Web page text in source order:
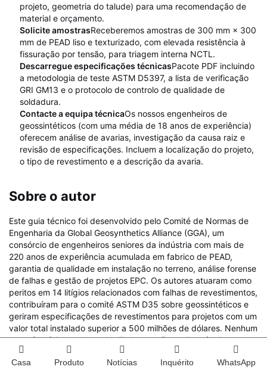
projeto, geometria do talude) para uma recomendação de
material e orçamento.
Solicite amostrasReceberemos amostras de 300 mm × 300
mm de PEAD liso e texturizado, com elevada resistência à
fissuração por tensão, para triagem interna NCTL.
Descarregue especificações técnicasPacote PDF incluindo
a metodologia de teste ASTM D5397, a lista de verificação
GRI GM13 e o protocolo de controlo de qualidade de
soldadura.
Contacte a equipa técnicaOs nossos engenheiros de
geossintéticos (com uma média de 18 anos de experiência)
oferecem análise de avarias, investigação da causa raiz e
revisão de especificações. Incluem a localização do projeto,
o tipo de revestimento e a descrição da avaria.
Sobre o autor
Este guia técnico foi desenvolvido pelo Comité de Normas de
Engenharia da Global Geosynthetics Alliance (GGA), um
consórcio de engenheiros seniores da indústria com mais de
220 anos de experiência acumulada em fabrico de PEAD,
garantia de qualidade em instalação no terreno, análise forense
de falhas e gestão de projetos EPC. Os autores atuaram como
peritos em 14 litígios relacionados com falhas de revestimentos,
contribuíram para o comité ASTM D35 sobre geossintéticos e
geriram especificações de revestimentos para projetos com um
valor total instalado superior a 500 milhões de dólares. Nenhum
conteúdo foi gerado por IA. Todas as afirmações técnicas,
referências a métodos de teste e dados de estudos de caso
foram verificados com base em literatura publicada e bases de
Casa Produto Notícias Inquérito WhatsApp